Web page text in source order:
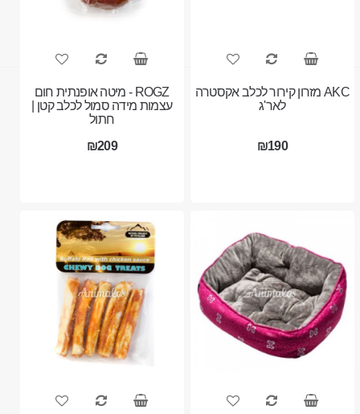
AKC מזרון קירור לכלב אקסטרה
לאר'ג
₪190
ROGZ - מיטה אופנתית חום
עצמות מידה סמול לכלב קטן |
חתול
₪209